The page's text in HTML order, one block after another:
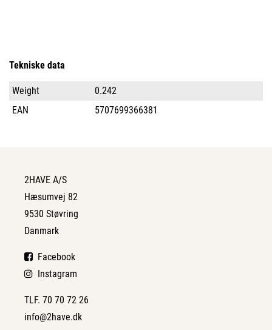
Tekniske data
Weight
0.242
EAN
5707699366381
2HAVE A/S
Hæsumvej 82
9530 Støvring
Danmark
Facebook
Instagram
TLF. 70 70 72 26
info@2have.dk